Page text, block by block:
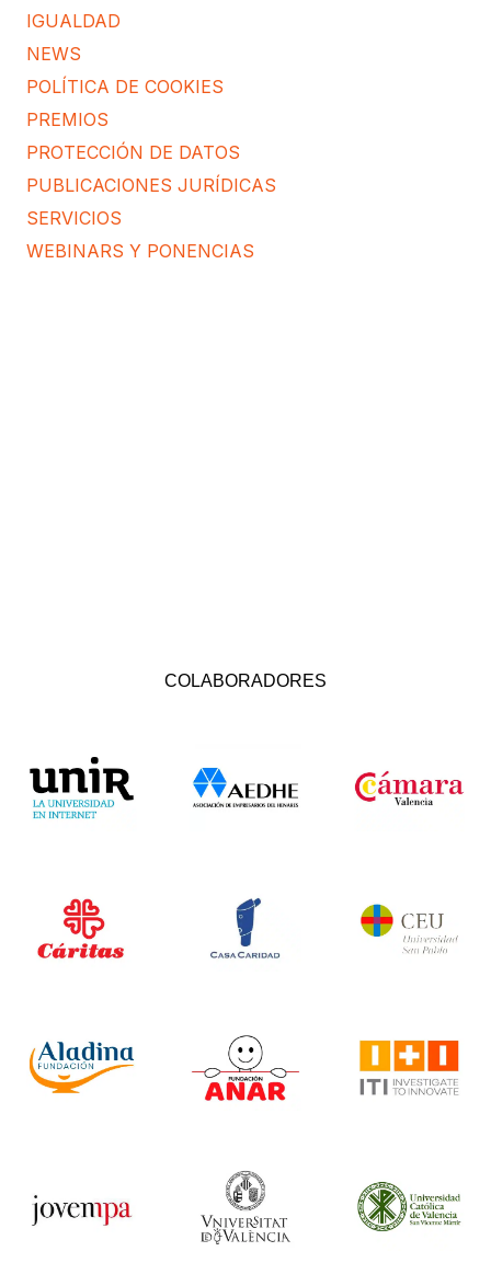
IGUALDAD
NEWS
POLÍTICA DE COOKIES
PREMIOS
PROTECCIÓN DE DATOS
PUBLICACIONES JURÍDICAS
SERVICIOS
WEBINARS Y PONENCIAS
COLABORADORES